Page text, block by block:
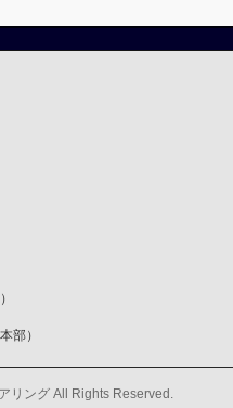
部）
リングAll Rights Reserved.